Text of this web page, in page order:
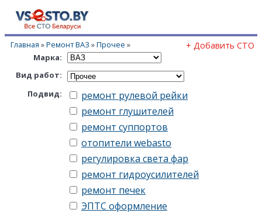
Главная »Ремонт ВАЗ »Прочее » + Добавить СТО
Марка:
Вид работ:
Подвид:
ремонт рулевой рейки
ремонт глушителей
ремонт суппортов
отопители webasto
регулировка света фар
ремонт гидроусилителей
ремонт печек
ЭПТС оформление